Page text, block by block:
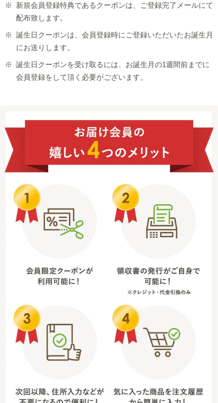
※
新規会員登録特典であるクーポンは、ご登録完了メールにて
配布致します。
※ 誕生日クーポンは、会員登録時にご登録いただいたお誕生月
にお送りします。
※ 誕生日クーポンを受け取るには、お誕生月の1週間前までに
会員登録をして頂く必要がございます。